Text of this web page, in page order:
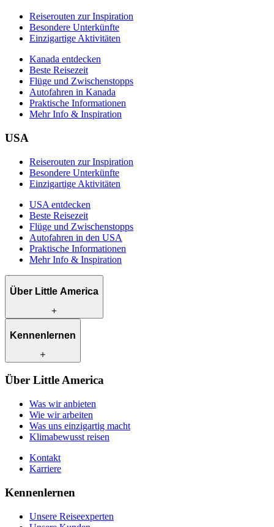
Reiserouten zur Inspiration
Besondere Unterkünfte
Einzigartige Aktivitäten
Kanada entdecken
Beste Reisezeit
Flüge und Zwischenstopps
Autofahren in Kanada
Praktische Informationen
Mehr Info & Inspiration
USA
Reiserouten zur Inspiration
Besondere Unterkünfte
Einzigartige Aktivitäten
USA entdecken
Beste Reisezeit
Flüge und Zwischenstopps
Autofahren in den USA
Praktische Informationen
Mehr Info & Inspiration
Über Little America
Was wir anbieten
Was uns einzigartig macht
Kontakt
Karriere
Kennenlernen
Unsere Reiseexperten
Über Little America
Was wir anbieten
Wie wir arbeiten
Was uns einzigartig macht
Klimabewusst reisen
Kontakt
Karriere
Kennenlernen
Unsere Reiseexperten